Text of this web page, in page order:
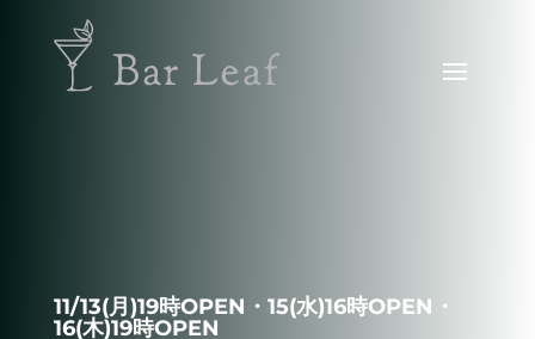
11/13(月)19時OPEN・15(水)16時OPEN・
16(木)19時OPEN